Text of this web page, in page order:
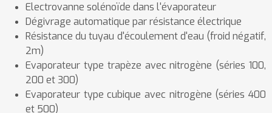
Electrovanne solénoïde dans l'évaporateur
Dégivrage automatique par résistance électrique
Résistance du tuyau d'écoulement d'eau (froid négatif,
2m)
Evaporateur type trapèze avec nitrogène (séries 100,
200 et 300)
Evaporateur type cubique avec nitrogène (séries 400
et 500)